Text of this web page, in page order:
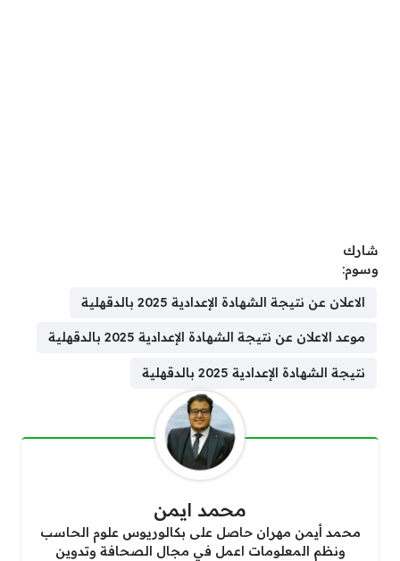
شارك
وسوم:
الاعلان عن نتيجة الشهادة الإعدادية 2025 بالدقهلية
موعد الاعلان عن نتيجة الشهادة الإعدادية 2025 بالدقهلية
نتيجة الشهادة الإعدادية 2025 بالدقهلية
محمد ايمن
محمد أيمن مهران حاصل على بكالوريوس علوم الحاسب
ونظم المعلومات اعمل في مجال الصحافة وتدوين